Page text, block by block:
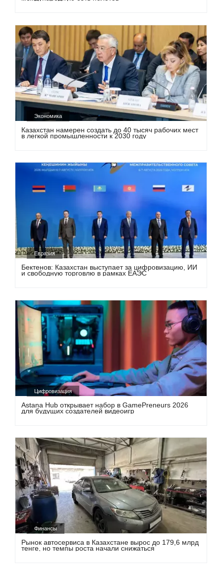
Экономика
Казахстан намерен создать до 40 тысяч рабочих мест
в легкой промышленности к 2030 году
Евразия
Бектенов: Казахстан выступает за цифровизацию, ИИ
и свободную торговлю в рамках ЕАЭС
Цифровизация
Astana Hub открывает набор в GamePreneurs 2026
для будущих создателей видеоигр
Финансы
Рынок автосервиса в Казахстане вырос до 179,6 млрд
тенге, но темпы роста начали снижаться